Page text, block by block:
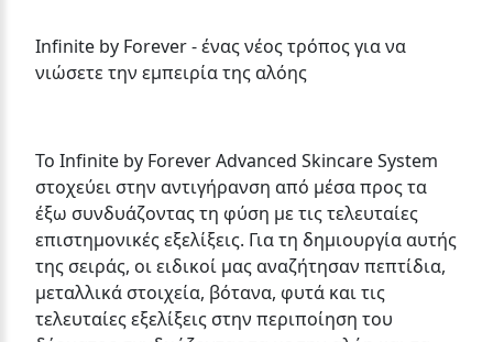
Infinite by Forever - ένας νέος τρόπος για να
νιώσετε την εμπειρία της αλόης
Το Infinite by Forever Advanced Skincare System
στοχεύει στην αντιγήρανση από μέσα προς τα
έξω συνδυάζοντας τη φύση με τις τελευταίες
επιστημονικές εξελίξεις. Για τη δημιουργία αυτής
της σειράς, οι ειδικοί μας αναζήτησαν πεπτίδια,
μεταλλικά στοιχεία, βότανα, φυτά και τις
τελευταίες εξελίξεις στην περιποίηση του